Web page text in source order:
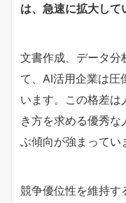
は、急速に拡大して
文書作成、データ分
て、AI活用企業は圧
います。この格差は
き方を求める優秀
ぶ傾向が強まってい
競争優位性を維持す